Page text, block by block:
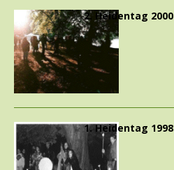
2. Heidentag 2000
1. Heidentag 1998